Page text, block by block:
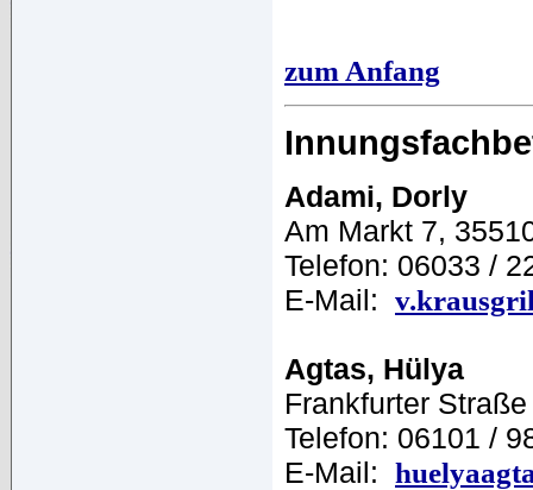
zum Anfang
Adami, Dorly
Am Markt 7,
Telefon: 06033 /
E-Mail:
Agtas, Hülya
Frankfurter
Telefon: 06101 /
E-Mail: